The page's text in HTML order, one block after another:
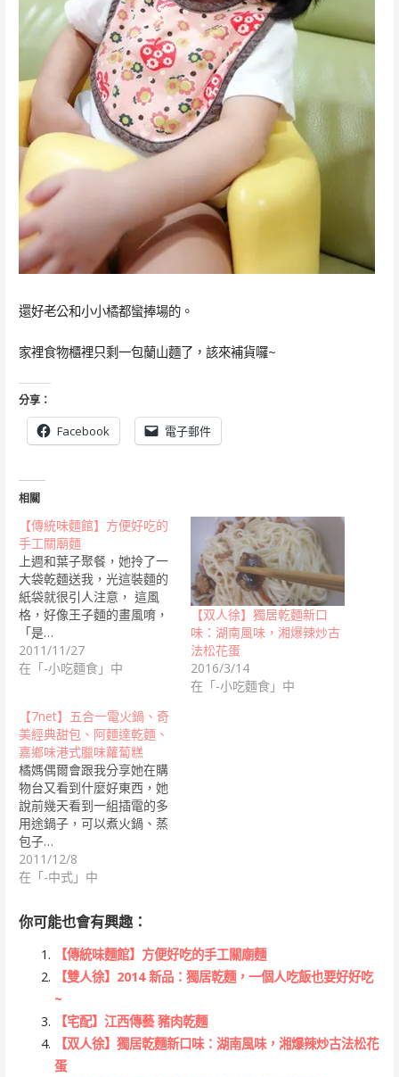
還好老公和小小橘都蠻捧場的。
家裡食物櫃裡只剩一包蘭山麵了，該來補貨囉~
分享：
Facebook 電子郵件
相關
【傳統味麵館】方便好吃的
手工關廟麵
上週和葉子聚餐，她拎了一
大袋乾麵送我，光這裝麵的
紙袋就很引人注意， 這風
格，好像王子麵的畫風唷，
「是…
2011/11/27
在「-小吃麵食」中
【双人徐】獨居乾麵新口
味：湖南風味，湘爆辣炒古
法松花蛋
2016/3/14
在「-小吃麵食」中
【7net】五合一電火鍋、奇
美經典甜包、阿麵達乾麵、
嘉鄉味港式臘味蘿蔔糕
橘媽偶爾會跟我分享她在購
物台又看到什麼好東西，她
說前幾天看到一組插電的多
用途鍋子，可以煮火鍋、蒸
包子…
2011/12/8
在「-中式」中
你可能也會有興趣：
【傳統味麵館】方便好吃的手工關廟麵
【雙人徐】2014 新品：獨居乾麵，一個人吃飯也要好好吃
~
【宅配】江西傳藝 豬肉乾麵
【双人徐】獨居乾麵新口味：湖南風味，湘爆辣炒古法松花
蛋